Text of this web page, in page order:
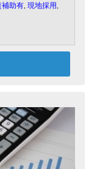
補助有 現地採用